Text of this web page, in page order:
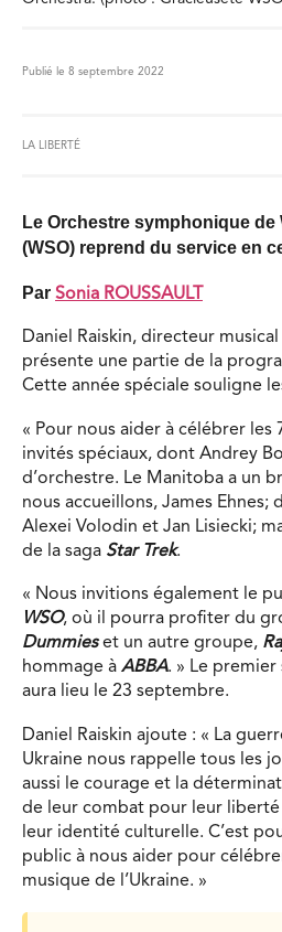
Publié le 8 septembre 2022
LA LIBERTÉ
Le Orchestre symphonique de
(WSO) reprend du service en
Par Sonia ROUSSAULT
Daniel Raiskin, directeur
présente une partie de la
Cette année spéciale souligne
« Pour nous aider à célébrer les
invités spéciaux, dont Andrey
d’orchestre. Le Manitoba a un
nous accueillons, James Ehnes;
Alexei Volodin et Jan Lisiecki;
de la saga Star Trek.
« Nous invitions également le
WSO, où il pourra profiter du
Dummieset un autre groupe,
hommage à ABBA. » Le
aura lieu le 23 septembre.
Daniel Raiskin ajoute : « La
Ukraine nous rappelle tous les
aussi le courage et la
de leur combat pour leur
leur identité culturelle. C’est
public à nous aider pour
musique de l’Ukraine. »